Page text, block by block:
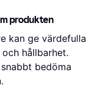
produkten
kan ge värdefulla
hållbarhet.
bedöma